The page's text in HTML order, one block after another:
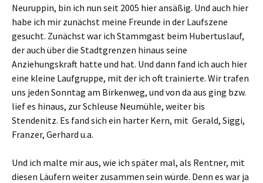
Neuruppin, bin ich nun seit 2005 hier ansäßig. Und auch hier
habe ich mir zunächst meine Freunde in der Laufszene
gesucht. Zunächst war ich Stammgast beim Hubertuslauf,
der auch über die Stadtgrenzen hinaus seine
Anziehungskraft hatte und hat. Und dann fand ich auch hier
eine kleine Laufgruppe, mit der ich oft trainierte. Wir trafen
uns jeden Sonntag am Birkenweg, und von da aus ging bzw.
lief es hinaus, zur Schleuse Neumühle, weiter bis
Stendenitz. Es fand sich ein harter Kern, mit Gerald, Siggi,
Franzer, Gerhard u.a.
Und ich malte mir aus, wie ich später mal, als Rentner, mit
diesen Läufern weiter zusammen sein würde. Denn es war ja